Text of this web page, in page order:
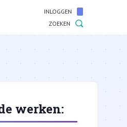
INLOGGEN
ZOEKEN
werken: